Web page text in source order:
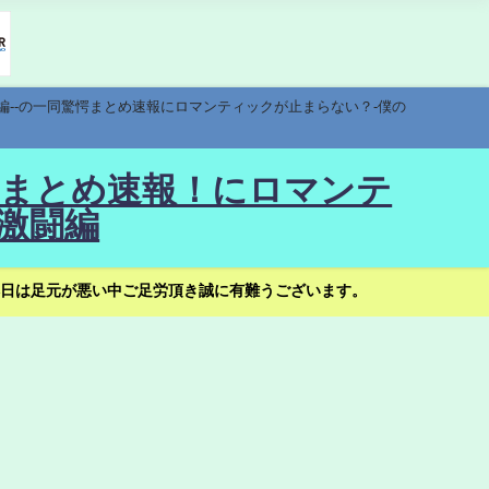
の一同驚愕まとめ速報にロマンティックが止まらない？-僕の
とめ速報！にロマンテ
闘編
足元が悪い中ご足労頂き誠に有難うございます。